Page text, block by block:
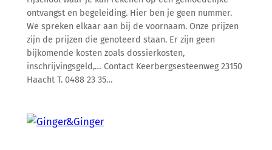
ontvangst en begeleiding. Hier ben je geen nummer.
We spreken elkaar aan bij de voornaam. Onze prijzen
zijn de prijzen die genoteerd staan. Er zijn geen
bijkomende kosten zoals dossierkosten,
inschrijvingsgeld,… Contact Keerbergsesteenweg 23150
Haacht T. 0488 23 35…